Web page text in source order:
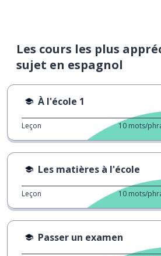
Les cours les plus
sujet en espagnol
À l'école 1
Leçon 10 mots/
Les matières à l'école
Leçon 10 mots/
Passer un examen